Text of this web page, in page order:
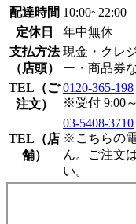
配達時間 10:00~22:00
定休日
年中無休
支払方法
（店頭）
現金・クレ
ー・商品券
TEL（ご
注文）
0120-365-198
※受付 9:00
TEL（店
舗）
03-5408-3710
※こちらの
ん。ご注文
い。